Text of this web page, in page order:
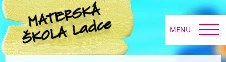
MENU